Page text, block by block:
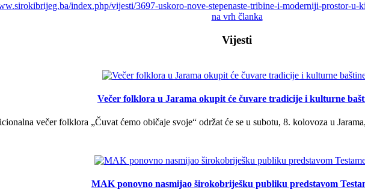
index.php/vijesti/3697-uskoro-nove-stepenaste-tribine-i-moderniji-prostor-u-
na vrh članka
Vijesti
Večer folklora u Jarama okupit će čuvare tradicije i kulturne
večer folklora „Čuvat ćemo običaje svoje“ održat će se u subotu, 8. kolovoza u
MAK ponovno nasmijao širokobriješku publiku predstavom